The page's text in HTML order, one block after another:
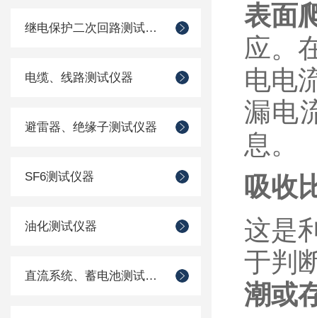
继电保护二次回路测试仪器
电缆、线路测试仪器
避雷器、绝缘子测试仪器
SF6测试仪器
油化测试仪器
直流系统、蓄电池测试仪器
表面
应。
电电
漏电
息。
吸收
这是
于判
潮或